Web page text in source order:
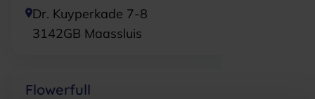
Dr. Kuyperkade 7-8
3142GB Maassluis
Flowerfull